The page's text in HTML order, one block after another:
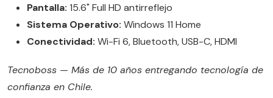
Pantalla: 15.6" Full HD antirreflejo
Sistema Operativo: Windows 11 Home
Conectividad: Wi-Fi 6, Bluetooth, USB-C, HDMI
Tecnoboss — Más de 10 años entregando tecnología de
confianza en Chile.